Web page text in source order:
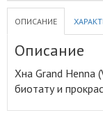
ОПИСАНИЕ
Описание
Хна Grand Henna
биотату и